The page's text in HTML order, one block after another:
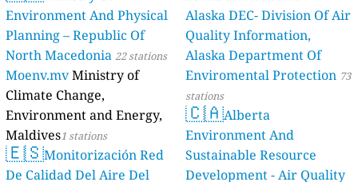
Alaska DEC- Division Of Air
Quality Information,
Alaska Department Of
Enviromental Protection 73
stations
🇨🇦Alberta
Environment And
Sustainable Resource
Development - Air Quality
Environment And Physical
Planning – Republic Of
North Macedonia 22 stations
Moenv.mvMinistry of
Climate Change,
Environment and Energy,
Maldives1 stations
🇪🇸Monitorización Red
De Calidad Del Aire Del